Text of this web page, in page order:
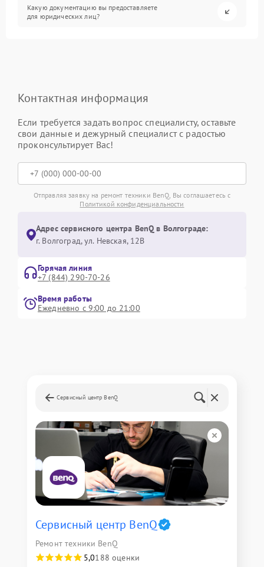
Какую документацию вы предоставляете
для юридических лиц?
Контактная информация
Если требуется задать вопрос специалисту, оставьте
свои данные и дежурный специалист с радостью
проконсультирует Вас!
Отправляя заявку на ремонт техники BenQ, Вы соглашаетесь с
Политикой конфиденциальности
Адрес сервисного центра BenQ в Волгограде:
г. Волгоград, ул. Невская, 12В
Горячая линия
+7 (844) 290-70-26
Время работы
Ежедневно с 9:00 до 21:00
Сервисный центр BenQ
Сервисный центр BenQ
Ремонт техники BenQ
5,0188 оценки